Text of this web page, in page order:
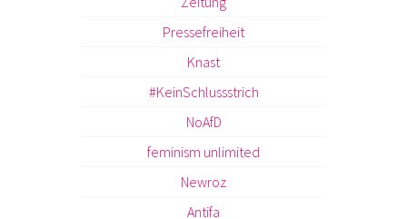
Pressefreiheit
Knast
#KeinSchlussstrich
NoAfD
feminism unlimited
Newroz
Antifa